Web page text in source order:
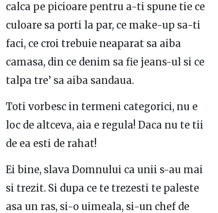
calca pe picioare pentru a-ti spune tie ce
culoare sa porti la par, ce make-up sa-ti
faci, ce croi trebuie neaparat sa aiba
camasa, din ce denim sa fie jeans-ul si ce
talpa tre’ sa aiba sandaua.
Toti vorbesc in termeni categorici, nu e
loc de altceva, aia e regula! Daca nu te tii
de ea esti de rahat!
Ei bine, slava Domnului ca unii s-au mai
si trezit. Si dupa ce te trezesti te paleste
asa un ras, si-o uimeala, si-un chef de